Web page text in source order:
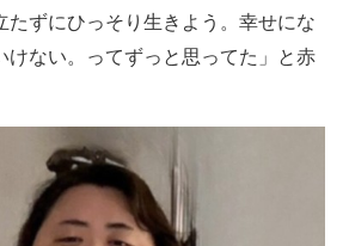
たずにひっそり生きよう。幸せにな
けない。ってずっと思ってた」と赤